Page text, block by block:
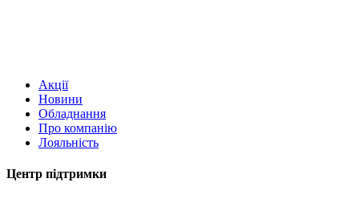
Акції
Новини
Обладнання
Про компанію
Лояльність
Центр підтримки